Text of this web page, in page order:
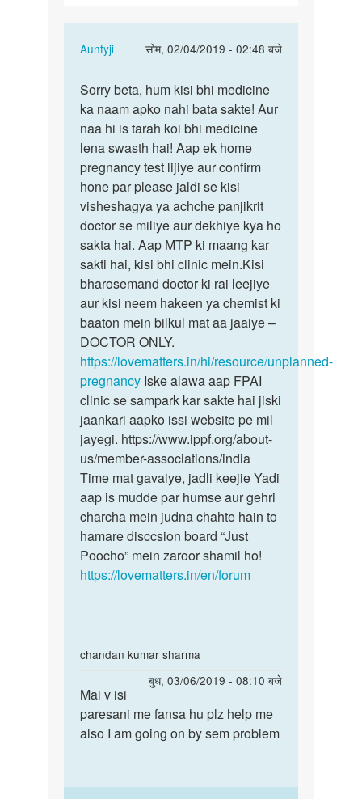
Auntyji
सोम, 02/04/2019 - 02:48 बजे
In
to
Mem
Meri
gf
Ke
piriyad
time…
by
Sandeep
Sorry
beta,
hum
kisi
bhi…
Sorry beta, hum kisi bhi medicine
ka naam apko nahi bata sakte! Aur
naa hi is tarah koi bhi medicine
lena swasth hai! Aap ek home
pregnancy test lijiye aur confirm
hone par please jaldi se kisi
visheshagya ya achche panjikrit
doctor se miliye aur dekhiye kya ho
sakta hai. Aap MTP ki maang kar
sakti hai, kisi bhi clinic mein.Kisi
bharosemand doctor ki rai leejiye
aur kisi neem hakeen ya chemist ki
baaton mein bilkul mat aa jaaiye –
DOCTOR ONLY.
https://lovematters.in/hi/resource/unplanned-
pregnancy Iske alawa aap FPAI
clinic se sampark kar sakte hai jiski
jaankari aapko issi website pe mil
jayegi. https://www.ippf.org/about-
us/member-associations/india
Time mat gavaiye, jadli keejie Yadi
aap is mudde par humse aur gehri
charcha mein judna chahte hain to
hamare disccsion board “Just
Poocho” mein zaroor shamil ho!
https://lovematters.in/en/forum
chandan kumar sharma
बुध, 03/06/2019 - 08:10 बजे
Mem
Meri
piriyad
Mai
v
isi
fansa…
Mai v isi
paresani me fansa hu plz help me
also I am going on by sem problem